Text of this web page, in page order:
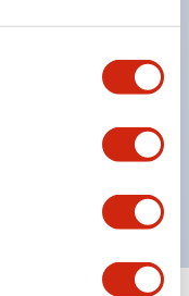
/熄燈狀態，以及點
險或緊急狀況下，